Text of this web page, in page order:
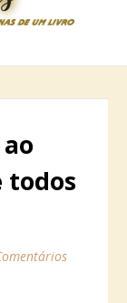
todos